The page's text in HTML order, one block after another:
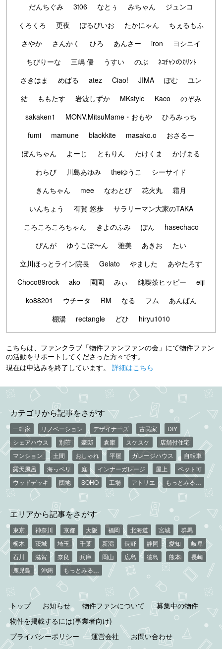
だんちぐみ
3t06 なとぅ みちゃん
ジュンコ
くろくろ
更夜 ぽるぴいお たかにゃん
ちぇるもふ
さやか
さんかく ひろ あんさー iron
ヨシニイ
ちびりーな
三嶋 優 うすい のぶ
ﾈｺﾁｬﾝのｶﾘﾝﾄ
さきはま
めばる atez Ciao! JIMA ぽむ
ユン
結
ももたす 岩波しずか MKstyle Kaco
のぞみ
sakaken1
MONV.MitsuMame・おもや
ひろみっち
fumi
mamune blackkite masako.o
おさるー
ぽんちゃん
よーじ ともりん たけくま
かげまる
わらび
川島あゆみ theゆうこ
シーサイド
きんちゃん
mee なわとび 花火丸
霜月
いんちょう
有賀 悠歩
サラリーマン大家のTAKA
ころころころちゃん
きよのふみ ぽん
hasechaco
ぴんが
ゆうこぼ〜ん 雅美 あきお
たい
立川ほっとライン院長
Gelato やました
あやたろす
Choco89rock
ako 園園 みぃ 純喫茶ヒッピー
eiji
ko88201
ウチータ RM なる フム
あんぱん
棚湯
rectangle どひ hiryu1010
こちらは、ファンクラブ「物件ファンファンの会」にて物件ファン
の活動をサポートしてくださった方々です。
現在は申込みを終了しています。 詳細はこちら
カテゴリから記事をさがす
一軒家 リノベーション デザイナーズ 古民家
DIY
シェアハウス
別荘 豪邸 倉庫 スケスケ
店舗付住宅
マンション
土間 おしゃれ 平屋 ガレージハウス
自転車
露天風呂
海っペリ 庭 インナーガレージ 屋上
ペット可
ウッドデッキ
団地 SOHO 工場 アトリエ もっとみる…
エリアから記事をさがす
東京 神奈川 京都 大阪 福岡 北海道 宮城
群馬
栃木
茨城 埼玉 千葉 新潟 長野 静岡 愛知
岐阜
石川
滋賀 奈良 兵庫 岡山 広島 徳島 熊本
長崎
鹿児島
沖縄 もっとみる…
トップ お知らせ 物件ファンについて
募集中の物件
物件を掲載するには(事業者向け)
プライバシーポリシー
運営会社 お問い合わせ